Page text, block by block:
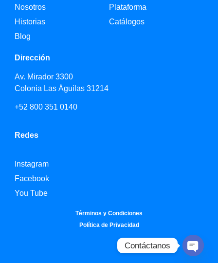
Nosotros
Historias
Blog
Plataforma
Catálogos
Dirección
Av. Mirador 3300
Colonia Las Águilas 31214
+52 800 351 0140
Redes
Instagram
Facebook
You Tube
Términos y Condiciones
Política de Privacidad
Contáctanos